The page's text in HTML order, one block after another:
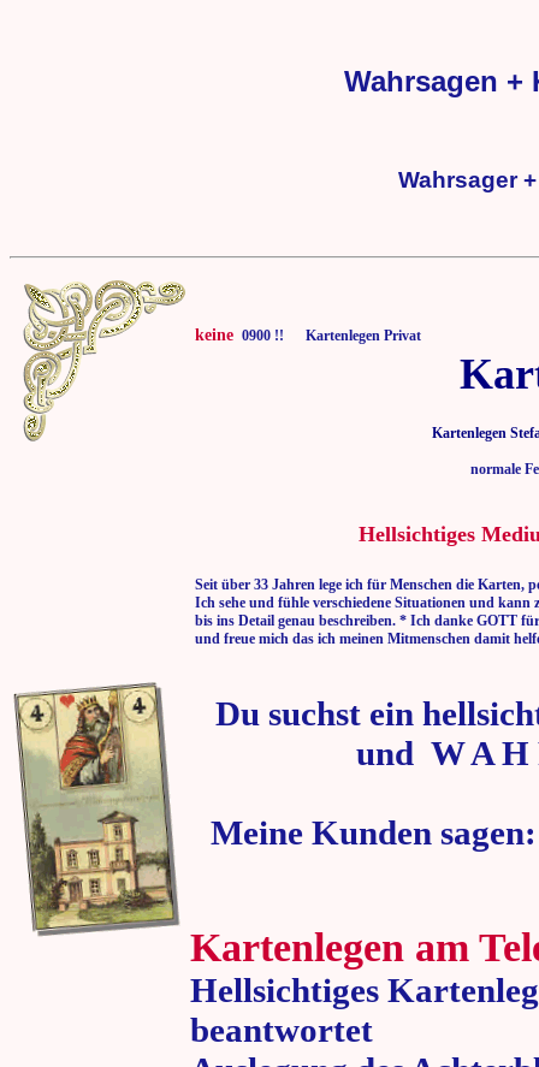
Wahrsagen +
Wahrsager
keine 0900 !! Kartenlegen Privat
Kartenlegen
normale
Hellsichtiges
Seit über 33 Jahren lege ich für Menschen die Karten,
Ich sehe und fühle verschiedene Situationen und kann
bis ins Detail genau beschreiben. * Ich danke GOTT
und freue mich das ich meinen Mitmenschen damit
Du suchst ein
und W A H
Meine Kunden
Kartenlegen am
Hellsichtiges
beantwortet